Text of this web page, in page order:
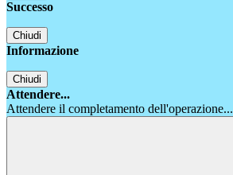
Successo
Chiudi
Informazione
Chiudi
Attendere...
Attendere il completamento dell'operazione...